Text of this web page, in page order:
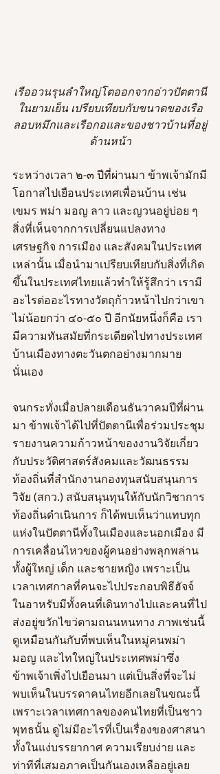
เรืออวนรุนลำใหญ่โตออกจากอ่าวปัตตานี
ในยามเย็น เปรียบเทียบกับขนาดของเรือ
ลอบหมึกและเรือกอและของชาวบ้านที่อยู่
ด้านหน้า
ระหว่างเวลา ๒-๓ ปีที่ผ่านมา ข้าพเจ้ามักมี
โอกาสไปเยือนประเทศเพื่อนบ้าน เช่น
เขมร พม่า มอญ ลาว และญวนอยู่บ่อย ๆ
สิ่งที่เห็นจากการเปลี่ยนแปลงทาง
เศรษฐกิจ การเมือง และสังคมในประเทศ
เหล่านั้น เมื่อนำมาเปรียบเทียบกับสิ่งที่เกิด
ขึ้นในประเทศไทยแล้วทำให้รู้สึกว่า เรามี
อะไรต่ออะไรทางวัตถุก้าวหน้าไปกว่าเขา
ไม่น้อยกว่า ๔๐-๕๐ ปี อีกนัยหนึ่งก็คือ เรา
มีความทันสมัยที่กระเดียดไปทางประเทศ
บ้านเมืองทางตะวันตกอย่างมากมาย
นั่นเอง
จนกระทั่งเมื่อปลายเดือนธันวาคมปีที่ผ่าน
มา ข้าพเจ้าได้ไปที่ปัตตานีเพื่อร่วมประชุม
รายงานความก้าวหน้าของงานวิจัยเกี่ยว
กับประวัติศาสตร์สังคมและวัฒนธรรม
ท้องถิ่นที่สำนักงานกองทุนสนับสนุนการ
วิจัย (สกว.) สนับสนุนทุนให้กับนักวิชาการ
ท้องถิ่นดำเนินการ ก็ได้พบเห็นว่าแทบทุก
แห่งในปัตตานีทั้งในเมืองและนอกเมือง มี
การเคลื่อนไหวของผู้คนอย่างพลุกพล่าน
ทั้งผู้ใหญ่ เด็ก และชายหญิง เพราะเป็น
เวลาเทศกาลที่คนจะไปประกอบพิธีฮัจจ์
ในอาหรับมีทั้งคนที่เดินทางไปและคนที่ไป
ส่งอยู่ขวักไขว่ตามถนนหนทาง ภาพเช่นนี้
ดูเหมือนกันกับที่พบเห็นในหมู่คนพม่า
มอญ และไทใหญ่ในประเทศพม่าซึ่ง
ข้าพเจ้าเพิ่งไปเยือนมา แต่เป็นสิ่งที่จะไม่
พบเห็นในบรรดาคนไทยอีกเลยในขณะนี้
เพราะเวลาเทศกาลของคนไทยที่เป็นชาว
พุทธนั้น ดูไม่มีอะไรที่เป็นเรื่องของศาสนา
ทั้งในแง่บรรยากาศ ความเรียบง่าย และ
ท่าทีที่เสมอภาคเป็นกันเองเหลืออยู่เลย